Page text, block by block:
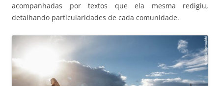
acompanhadas por textos que ela mesma redigiu,
detalhando particularidades de cada comunidade.